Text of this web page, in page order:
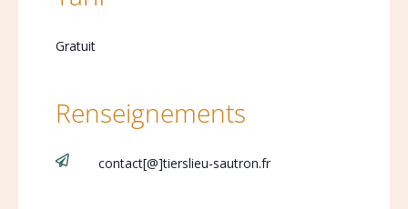
Gratuit
Renseignements
 contact[@]tierslieu-sautron.fr